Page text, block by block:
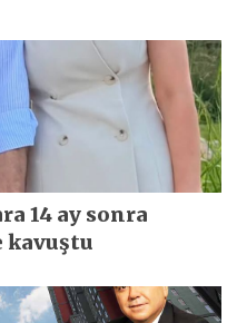
14 ay sonra
kavuştu